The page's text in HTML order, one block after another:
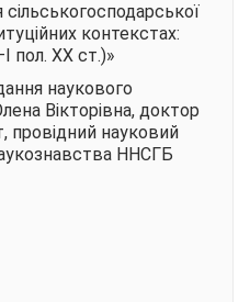
сільськогосподарської
контекстах:
пол. ХХ ст.)»
наукового
Вікторівна, доктор
провідний науковий
ННСГБ